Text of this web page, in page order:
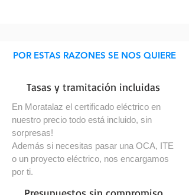
POR ESTAS RAZONES SE NOS QUIERE
Tasas y tramitación incluidas
En Moratalaz el certificado eléctrico en
nuestro precio todo está incluido, sin
sorpresas!
Además si necesitas pasar una OCA, ITE
o un proyecto eléctrico, nos encargamos
por ti.